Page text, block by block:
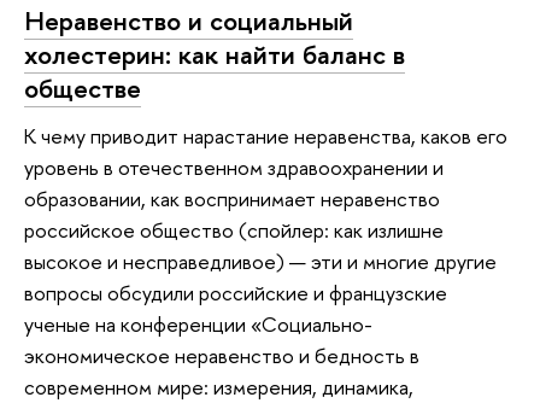
Неравенство и социальный
холестерин: как найти баланс в
обществе
К чему приводит нарастание неравенства, каков его
уровень в отечественном здравоохранении и
образовании, как воспринимает неравенство
российское общество (спойлер: как излишне
высокое и несправедливое) — эти и многие другие
вопросы обсудили российские и французские
ученые на конференции «Социально-
экономическое неравенство и бедность в
современном мире: измерения, динамика,